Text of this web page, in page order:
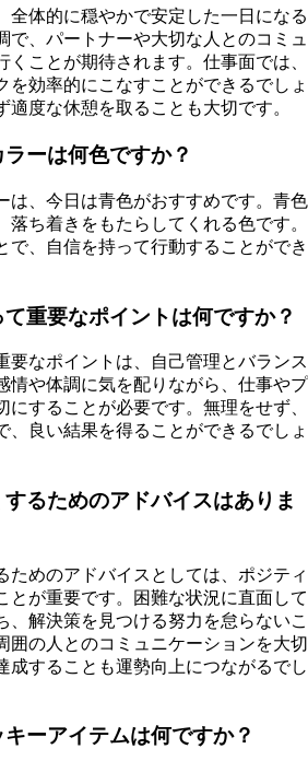
全体的に穏やかで安定した一日になる
で、パートナーや大切な人とのコミュ
くことが期待されます。仕事面では、
を効率的にこなすことができるでしょ
適度な休憩を取ることも大切です。
ーは何色ですか？
は、今日は青色がおすすめです。青色
落ち着きをもたらしてくれる色です。
で、自信を持って行動することができ
重要なポイントは何ですか？
要なポイントは、自己管理とバランス
情や体調に気を配りながら、仕事やプ
にすることが必要です。無理をせず、
、良い結果を得ることができるでしょ
るためのアドバイスはありま
ためのアドバイスとしては、ポジティ
とが重要です。困難な状況に直面して
、解決策を見つける努力を怠らないこ
囲の人とのコミュニケーションを大切
成することも運勢向上につながるでし
ーアイテムは何ですか？